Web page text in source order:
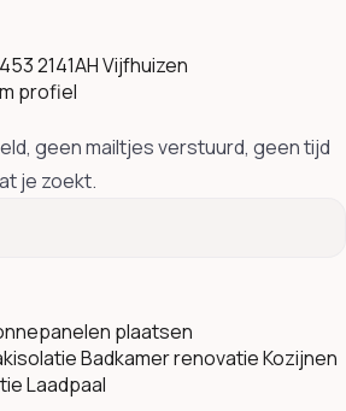
2141AH Vijfhuizen
profiel
geen mailtjes verstuurd, geen tijd
je zoekt.
plaatsen
Badkamer renovatieKozijnen
Laadpaal